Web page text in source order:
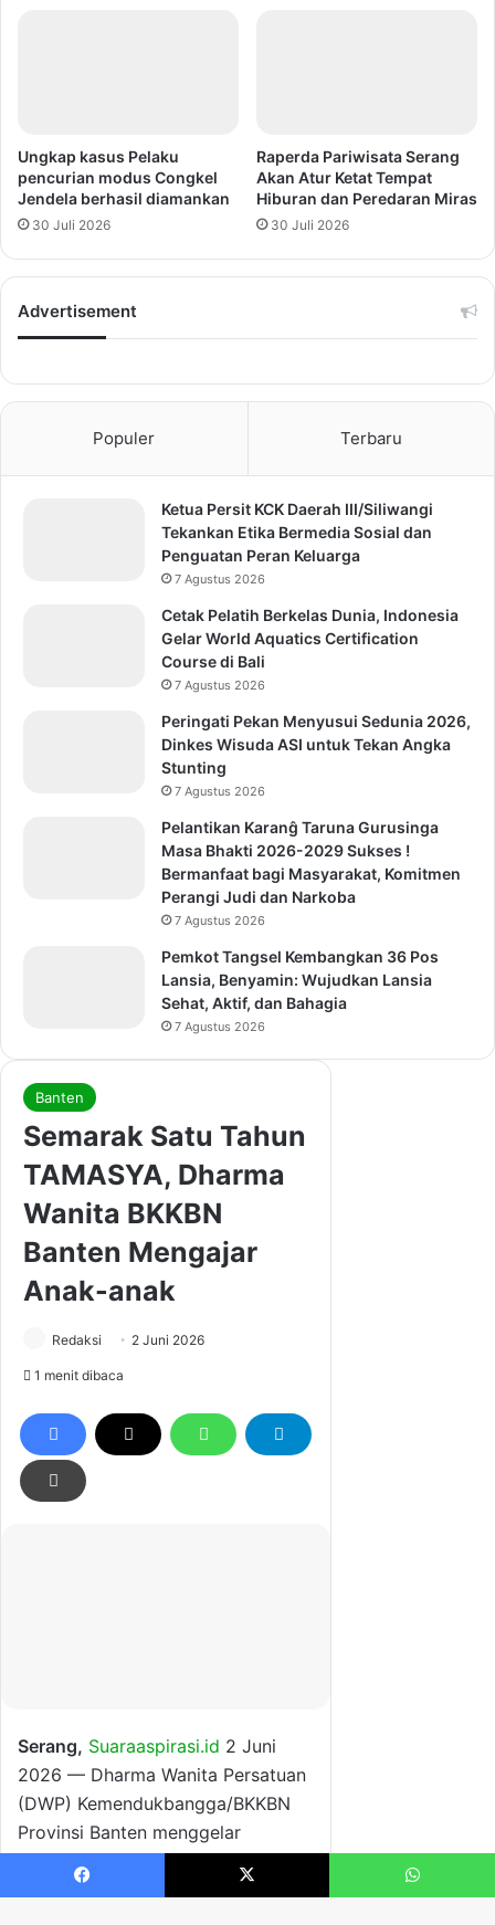
Ungkap kasus Pelaku
pencurian modus Congkel
Jendela berhasil diamankan
30 Juli 2026
Raperda Pariwisata Serang
Akan Atur Ketat Tempat
Hiburan dan Peredaran Miras
30 Juli 2026
Advertisement
Populer Terbaru
Ketua Persit KCK Daerah III/Siliwangi
Tekankan Etika Bermedia Sosial dan
Penguatan Peran Keluarga
7 Agustus 2026
Cetak Pelatih Berkelas Dunia, Indonesia
Gelar World Aquatics Certification
Course di Bali
7 Agustus 2026
Peringati Pekan Menyusui Sedunia 2026,
Dinkes Wisuda ASI untuk Tekan Angka
Stunting
7 Agustus 2026
Pelantikan Karanĝ Taruna Gurusinga
Masa Bhakti 2026-2029 Sukses !
Bermanfaat bagi Masyarakat, Komitmen
Perangi Judi dan Narkoba
7 Agustus 2026
Pemkot Tangsel Kembangkan 36 Pos
Lansia, Benyamin: Wujudkan Lansia
Sehat, Aktif, dan Bahagia
7 Agustus 2026
Facebook X WhatsApp